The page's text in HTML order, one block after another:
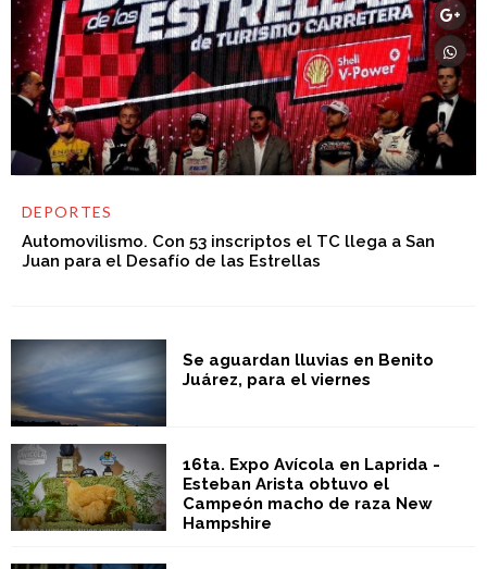
DEPORTES
Automovilismo. Con 53 inscriptos el TC llega a San
Juan para el Desafío de las Estrellas
Se aguardan lluvias en Benito
Juárez, para el viernes
16ta. Expo Avícola en Laprida -
Esteban Arista obtuvo el
Campeón macho de raza New
Hampshire